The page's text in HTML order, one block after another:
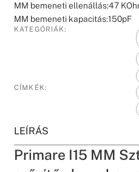
MM bemeneti ellenállás:47
MM bemeneti kapacitás:150pF
KATEGÓRIÁK:
CÍMKÉK:
LEÍRÁS
Primare I15 MM